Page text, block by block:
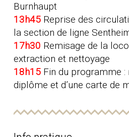
Burnhaupt
13h45 Reprise des
la section de ligne
17h30 Remisage de la
extraction et nettoyage
18h15 Fin du programme :
diplôme et d’une carte de